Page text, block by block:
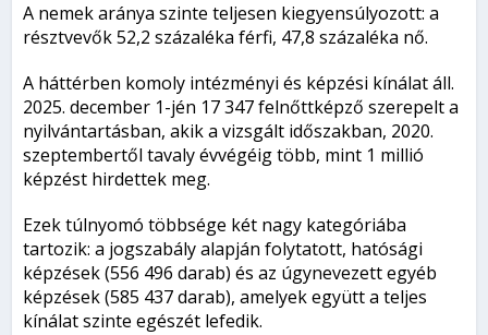
A nemek aránya szinte teljesen kiegyensúlyozott: a
résztvevők 52,2 százaléka férfi, 47,8 százaléka nő.
A háttérben komoly intézményi és képzési kínálat áll.
2025. december 1-jén 17 347 felnőttképző szerepelt a
nyilvántartásban, akik a vizsgált időszakban, 2020.
szeptembertől tavaly évvégéig több, mint 1 millió
képzést hirdettek meg.
Ezek túlnyomó többsége két nagy kategóriába
tartozik: a jogszabály alapján folytatott, hatósági
képzések (556 496 darab) és az úgynevezett egyéb
képzések (585 437 darab), amelyek együtt a teljes
kínálat szinte egészét lefedik.